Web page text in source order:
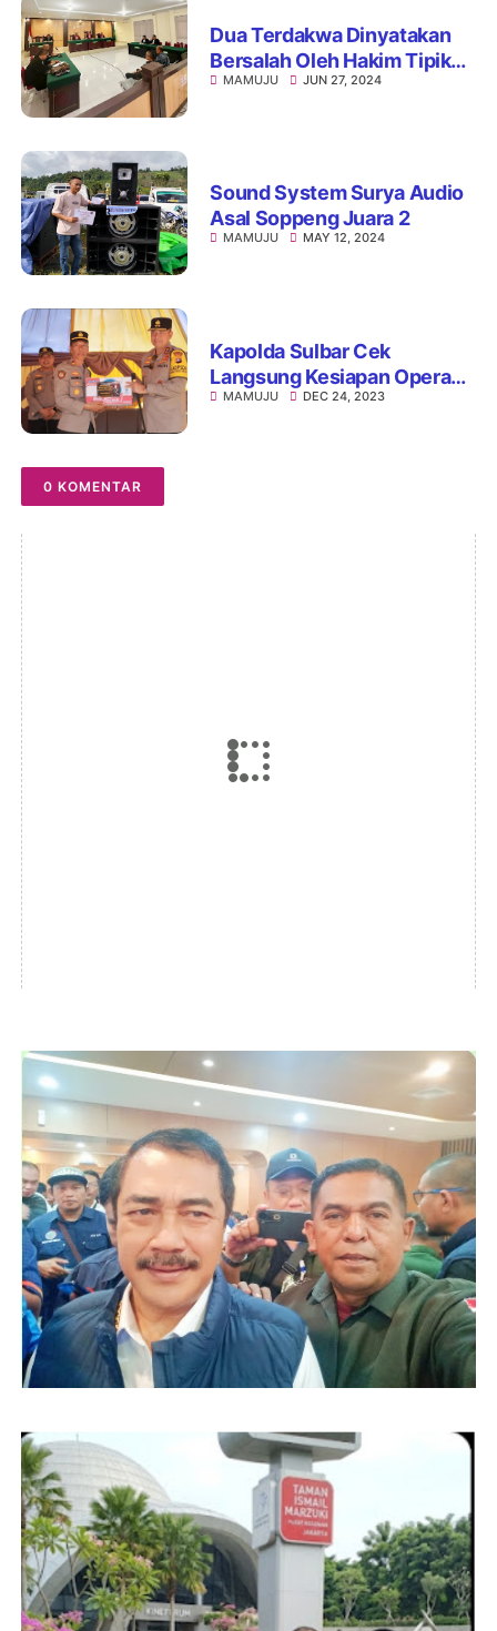
Dua Terdakwa Dinyatakan
Bersalah Oleh Hakim Tipikor
Mamuju, Korupsi Dana
MAMUJU JUN 27, 2024
Sound System Surya Audio
Asal Soppeng Juara 2
MAMUJU MAY 12, 2024
Kapolda Sulbar Cek
Langsung Kesiapan Operasi
Lilin Marano 2023 di Mamuju
MAMUJU DEC 24, 2023
0 KOMENTAR